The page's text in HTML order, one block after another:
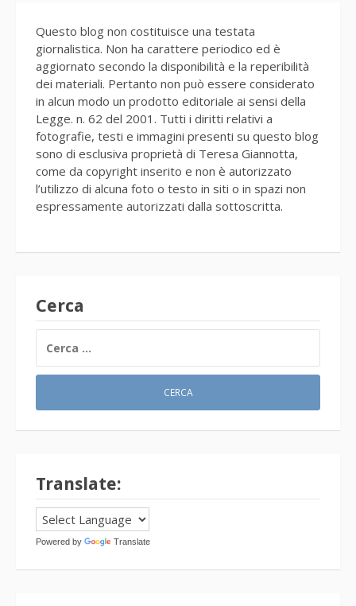
Questo blog non costituisce una testata
giornalistica. Non ha carattere periodico ed è
aggiornato secondo la disponibilità e la reperibilità
dei materiali. Pertanto non può essere considerato
in alcun modo un prodotto editoriale ai sensi della
Legge. n. 62 del 2001. Tutti i diritti relativi a
fotografie, testi e immagini presenti su questo blog
sono di esclusiva proprietà di Teresa Giannotta,
come da copyright inserito e non è autorizzato
l’utilizzo di alcuna foto o testo in siti o in spazi non
espressamente autorizzati dalla sottoscritta.
Cerca
PER:
Translate:
Powered by Translate